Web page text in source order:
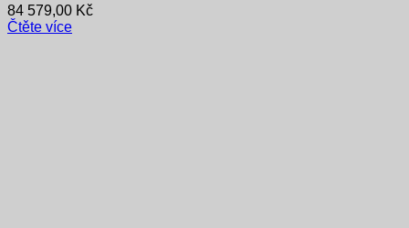
84 579,00 Kč
Čtěte více